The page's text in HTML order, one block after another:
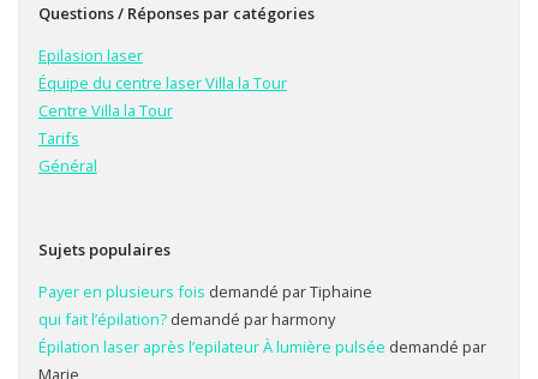
Questions / Réponses par catégories
Epilasion laser
Équipe du centre laser Villa la Tour
Centre Villa la Tour
Tarifs
Général
Sujets populaires
Payer en plusieurs fois demandé par Tiphaine
qui fait l’épilation?demandé par harmony
Épilation laser après l’epilateur À lumière pulsée demandé par
Marie